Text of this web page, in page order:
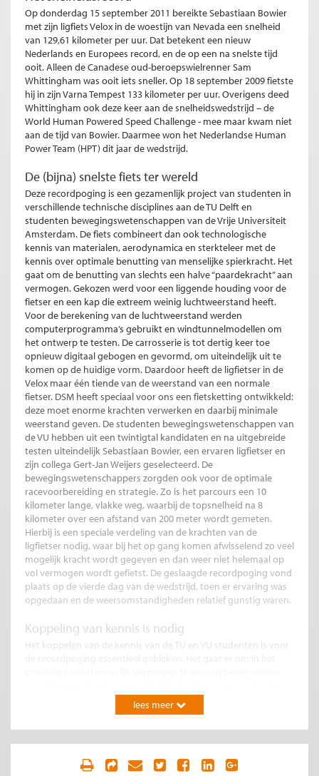
Op donderdag 15 september 2011 bereikte Sebastiaan Bowier
met zijn ligfiets Velox in de woestijn van Nevada een snelheid
van 129,61 kilometer per uur. Dat betekent een nieuw
Nederlands en Europees record, en de op een na snelste tijd
ooit. Alleen de Canadese oud-beroepswielrenner Sam
Whittingham was ooit iets sneller. Op 18 september 2009 fietste
hij in zijn Varna Tempest 133 kilometer per uur. Overigens deed
Whittingham ook deze keer aan de snelheidswedstrijd – de
World Human Powered Speed Challenge - mee maar kwam niet
aan de tijd van Bowier. Daarmee won het Nederlandse Human
Power Team (HPT) dit jaar de wedstrijd.
De (bijna) snelste fiets ter wereld
Deze recordpoging is een gezamenlijk project van studenten in
verschillende technische disciplines aan de TU Delft en
studenten bewegingswetenschappen van de Vrije Universiteit
Amsterdam. De fiets combineert dan ook technologische
kennis van materialen, aerodynamica en sterkteleer met de
kennis over optimale benutting van menselijke spierkracht. Het
gaat om de benutting van slechts een halve “paardekracht” aan
vermogen. Gekozen werd voor een liggende houding voor de
fietser en een kap die extreem weinig luchtweerstand heeft.
Voor de berekening van de luchtweerstand werden
computerprogramma’s gebruikt en windtunnelmodellen om
het ontwerp te testen. De carrosserie is tot dertig keer toe
opnieuw digitaal gebogen en gevormd, om uiteindelijk uit te
komen op de huidige vorm. Daardoor heeft de ligfietser in de
Velox maar één tiende van de weerstand van een normale
fietser. DSM heeft speciaal voor ons een fietsketting ontwikkeld:
deze moet enorme krachten verwerken en daarbij minimale
weerstand geven. De studenten bewegingswetenschappen van
de VU hebben uit een twintigtal kandidaten en na uitgebreide
testen uiteindelijk Sebastiaan Bowier, een ervaren ligfietser en
zijn collega Gert-Jan Weijers geselecteerd. De
bewegingswetenschappers zorgden ook voor de optimale
racevoorbereiding en strategie. Zo is het parcours een 10
kilometer lange, vlakke weg, waarbij de topsnelheid na 8
kilometer over een afstand van 200 meter wordt gemeten.
Hierbij is een speciale verdeling van de krachten van de
ligfietser nodig, waar bij het op gang komen afwisselend zo veel
mogelijk kracht wordt gegeven en dan weer niet helemaal op
vol vermogen wordt gefietst. De geslaagde recordpoging vond
plaats op de vierde dag van de wedstrijd, toen er ervaring was
opgedaan en de weersomstandigheden relatief gunstig waren.
Koppeling van kennis is nodig
Het koppelen van de kennis van de TU en VU studenten is voor
grotere fietser levert meer vermogen, maar er is dan ook een
grotere fiets nodig die meer weerstand ondervindt. Uiteindelijk
De ligfietser moet er dus precies in passen. Zo is de ligfietser,
lees meer